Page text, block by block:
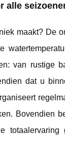
alle
maakt? De
van rustige
dat u
Bovendien